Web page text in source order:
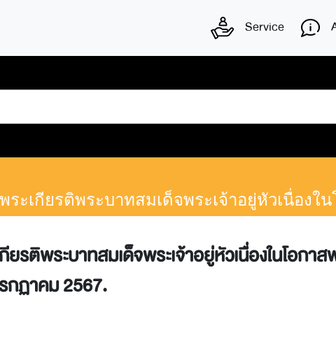
Service
ะเกียรติพระบาทสมเด็จพระเจ้าอยู่หัวเนื่อง
ติพระบาทสมเด็จพระเจ้าอยู่หัวเนื่องในโอกา
กฏาคม 2567.